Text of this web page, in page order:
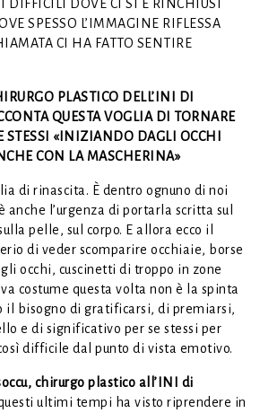
DIFFICILI DOVE CI SI È RINCHIUSI
SPESSO L’IMMAGINE RIFLESSA
CI HA FATTO SENTIRE
PLASTICO DELL’INI DI
QUESTA VOGLIA DI TORNARE
STESSI «INIZIANDO DAGLI OCCHI
CON LA MASCHERINA»
di rinascita. È dentro ognuno di noi
anche l’urgenza di portarla scritta sul
pelle, sul corpo. E allora ecco il
di veder scomparire occhiaie, borse
occhi, cuscinetti di troppo in zone
costume questa volta non è la spinta
il bisogno di gratificarsi, di premiarsi,
e di significativo per se stessi per
difficile dal punto di vista emotivo.
chirurgo plastico all’INI di
ultimi tempi ha visto riprendere in